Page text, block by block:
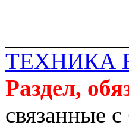
ТЕХНИКА
Раздел,
связанные